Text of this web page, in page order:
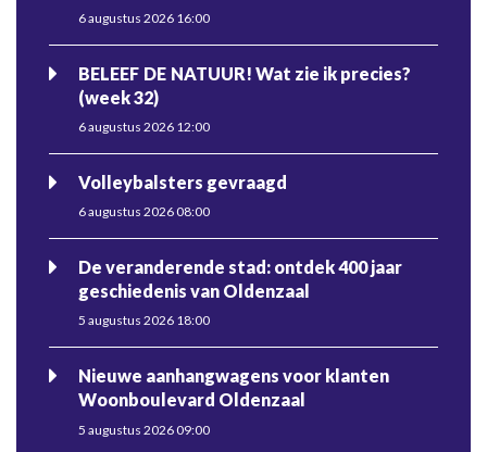
6 augustus 2026 16:00
BELEEF DE NATUUR! Wat zie ik precies?
(week 32)
6 augustus 2026 12:00
Volleybalsters gevraagd
6 augustus 2026 08:00
De veranderende stad: ontdek 400 jaar
geschiedenis van Oldenzaal
5 augustus 2026 18:00
Nieuwe aanhangwagens voor klanten
Woonboulevard Oldenzaal
5 augustus 2026 09:00